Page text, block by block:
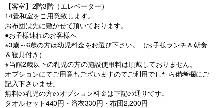
【客室】2階3階（エレベーター）
14畳和室をご用意致します。
お布団は先に敷かせて頂いております。
●お子様連れのお客様へ
※3歳～6歳の方は幼児料金をお選び下さい。（お子様ランチ＆朝食
＆寝具付き）
※当館2歳以下の乳児の方の施設使用料は頂戴しておりません。
オプションにてご用意もございますのでご利用でしたら備考欄にご
記入下さいませ。
無料の乳児の方のオプション料金は下記の通りです。
タオルセット440円・浴衣330円・布団2,200円